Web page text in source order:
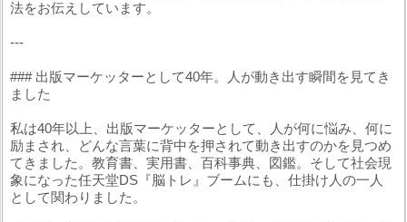
法をお伝えしています。
---
### 出版マーケッターとして40年。人が動き出す瞬間を見てき
ました
私は40年以上、出版マーケッターとして、人が何に悩み、何に
励まされ、どんな言葉に背中を押されて動き出すのかを見つめ
てきました。教育書、実用書、百科事典、図鑑。そして社会現
象になった任天堂DS『脳トレ』ブームにも、仕掛け人の一人
として関わりました。